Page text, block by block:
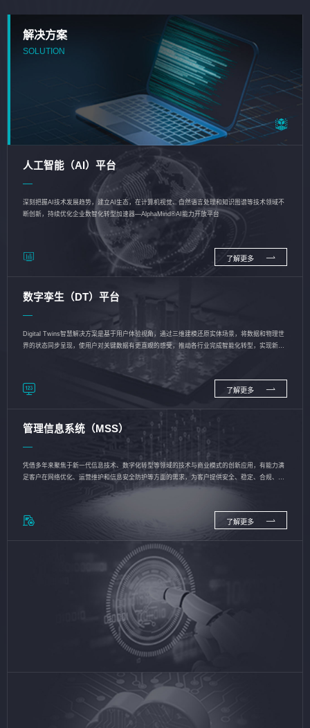
解决方案
SOLUTION
人工智能（AI）平台
深刻把握AI技术发展趋势，建立AI生态，在计算机视觉、自然语言处理和知识图谱等技术领域不
断创新，持续优化企业数智化转型加速器—AlphaMind®AI能力开放平台
了解更多
数字孪生（DT）平台
Digital Twins智慧解决方案是基于用户体验视角，通过三维建模还原实体场景，将数据和物理世
界的状态同步呈现，使用户对关键数据有更直观的感受，推动各行业完成智能化转型，实现新旧
了解更多
管理信息系统（MSS）
凭借多年来聚焦于新一代信息技术、数字化转型等领域的技术与商业模式的创新应用，有能力满
足客户在网络优化、运营维护和信息安全防护等方面的需求，为客户提供安全、稳定、合规、持
了解更多